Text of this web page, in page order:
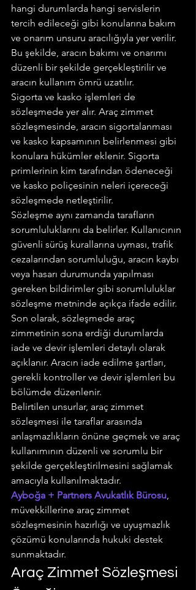
hangi durumlarda hangi servislerin
tercih edileceği gibi konularına bakım
ve onarım unsuru aracılığıyla yer verilir.
Bu şekilde, aracın bakımı ve onarımı
düzenli bir şekilde gerçekleştirilir ve
aracın kullanım ömrü uzatılır.
Sigorta ve kasko işlemleri de
sözleşmede yer alır. Araç zimmet
sözleşmesinde, aracın sigortalanması
ve kasko kapsamının belirlenmesi gibi
konulara hükümler eklenir. Sigorta
primlerinin kim tarafından ödeneceği
ve kasko poliçesinin neleri içereceği
sözleşmede netleştirilir.
Sözleşme aynı zamanda tarafların
sorumluluklarını da belirler. Kullanıcının
güvenli sürüş kurallarına uyması, trafik
cezalarından sorumluluğu, aracın kaybı
veya hasarı durumunda yapılması
gereken bildirimler gibi sorumluluklar
sözleşme metninde açıkça ifade edilir.
Son olarak, sözleşmede araç
zimmetinin sona erdiği durumlarda
iade ve devir işlemleri detaylı olarak
açıklanır. Aracın iade edilme şartları,
gerekli kontroller ve devir işlemleri bu
bölümde düzenlenir.
Belirtilen unsurlar, araç zimmet
sözleşmesi ile taraflar arasında
anlaşmazlıkların önüne geçmek ve araç
kullanımının düzenli ve sorumlu bir
şekilde gerçekleştirilmesini sağlamak
amacıyla kullanılmaktadır.
Ayboğa + Partners Avukatlık Bürosu,
müvekkillerine araç zimmet
sözleşmesinin hazırlığı ve uyuşmazlık
çözümü konularında hukuki destek
sunmaktadır.
Araç Zimmet Sözleşmesi